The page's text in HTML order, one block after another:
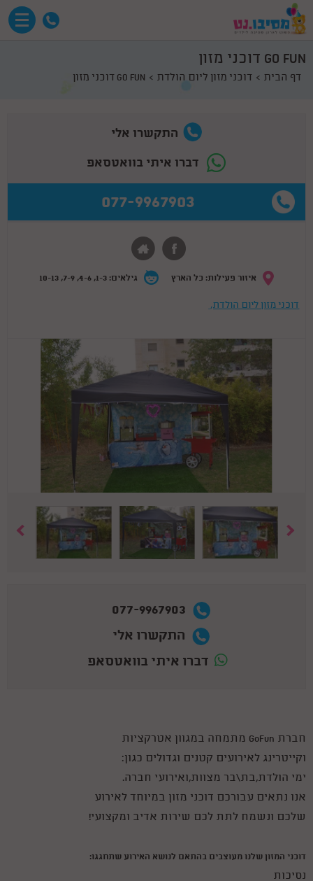
GO FUN דוכני מזון
דף הבית דוכני מזון ליום הולדת GO FUN דוכני מזון
התקשרו אלי
דברו איתי בוואטסאפ
077-9967903
איזור פעילות: כל הארץ גילאים: 1-3, 4-6, 7-9, 10-13
דוכני מזון ליום הולדת,
077-9967903
התקשרו אלי
דברו איתי בוואטסאפ
חברת GoFun מתמחה במגוון אטרקציות
וקייטרינג לאירועים קטנים וגדולים כגון:
ימי הולדת,בת\בר מצוות,ואירועי חברה.
אנו נתאים עבורכם דוכני מזון במיוחד לאירוע
שלכם ונשמח לתת לכם שירות אדיב ומקצועי!
דוכני המזון שלנו מעוצבים בהתאם לנושא האירוע שתחגגו:
נסיכות